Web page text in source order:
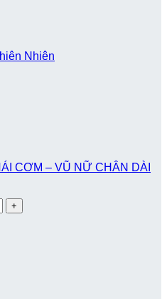
Nhiên
CƠM – VŨ NỮ CHÂN DÀI